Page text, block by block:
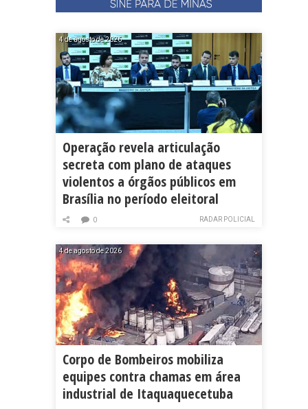
4 de agosto de 2026
Operação revela articulação
secreta com plano de ataques
violentos a órgãos públicos em
Brasília no período eleitoral
RADAR POLICIAL
0
4 de agosto de 2026
Corpo de Bombeiros mobiliza
equipes contra chamas em área
industrial de Itaquaquecetuba